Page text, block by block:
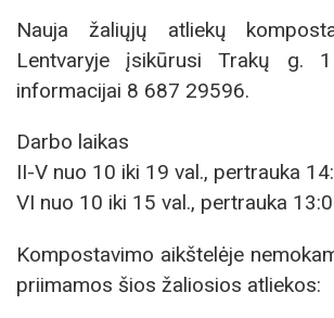
Nauja žaliųjų atliekų
Lentvaryje įsikūrusi Trakų g.
informacijai 8 687 29596.
Darbo laikas
II-V nuo 10 iki 19 val., pertrauka
VI nuo 10 iki 15 val., pertrauka
Kompostavimo aikštelėje
priimamos šios žaliosios atliekos: